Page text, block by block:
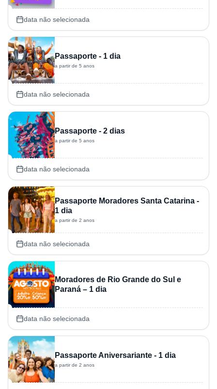
data não selecionada
Passaporte - 1 dia
a partir de 5 anos
data não selecionada
Passaporte - 2 dias
a partir de 5 anos
data não selecionada
Passaporte Moradores Santa Catarina -
1 dia
a partir de 2 anos
data não selecionada
Moradores de Rio Grande do Sul e
Paraná – 1 dia
data não selecionada
Passaporte Aniversariante - 1 dia
a partir de 2 anos